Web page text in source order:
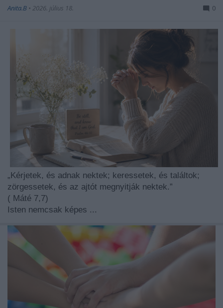
Anita.B • 2026. július 18. 0
„Kérjetek, és adnak nektek; keressetek, és találtok;
zörgessetek, és az ajtót megnyitják nektek.”
( Máté 7,7)
Isten nemcsak képes ...